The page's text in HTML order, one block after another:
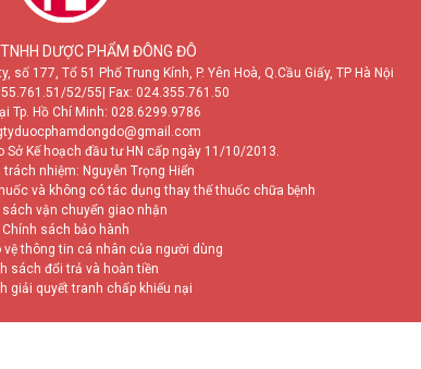
DƯỢC PHẨM ĐÔNG ĐÔ
177, Tổ 51 Phố Trung Kính, P. Yên Hoà, Q.Cầu Giấy, TP Hà Nội
52/55 | Fax: 024.355.761.50
Tp. Hồ Chí Minh: 028.6299.9786
Sở Kế hoạch đầu tư HN cấp ngày 11/10/2013.
trách nhiệm: Nguyễn Trọng Hiển
và không có tác dụng thay thế thuốc chữa bệnh
sách vận chuyển giao nhận
Chính sách bảo hành
vệ thông tin cá nhân của người dùng
sách đổi trả và hoàn tiền
giải quyết tranh chấp khiếu nại